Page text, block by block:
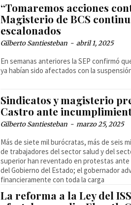
“Tomaremos acciones
Magisterio de BCS
escalonados
Gilberto Santiesteban - abril 1, 2025
En semanas anteriores la SEP confirmó
ya habían sido afectados con la
Sindicatos y magisterio
Castro ante
Gilberto Santiesteban - marzo 25, 2025
Más de siete mil burócratas, más de seis
de trabajadores del sector salud y del
superior han reventado en protestas
del Gobierno del Estado; el gobernador
financieramente con toda la carga
La reforma a la Ley del